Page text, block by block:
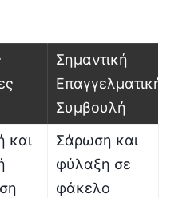
Σημαντική
Επαγγελματική
Συμβουλή
και
Σάρωση και
φύλαξη σε
φάκελο